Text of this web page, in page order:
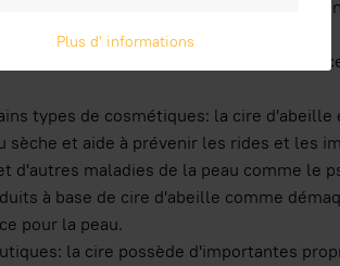
bois et les meubles: la cire peut
capable d'ajouter de la
types de cosmétiques: la cire
sèche et aide à prévenir les rides et les
d'autres maladies de la peau comme le
à base de cire d'abeille comme
pour la peau.
la cire possède d'importantes
Plus d' informations